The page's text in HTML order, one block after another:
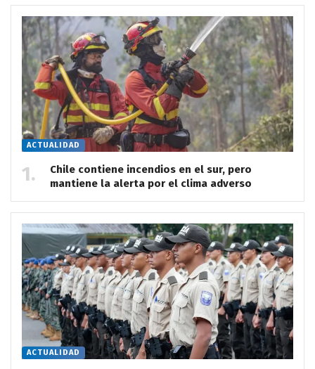
ACTUALIDAD
Chile contiene incendios en el sur, pero
mantiene la alerta por el clima adverso
ACTUALIDAD